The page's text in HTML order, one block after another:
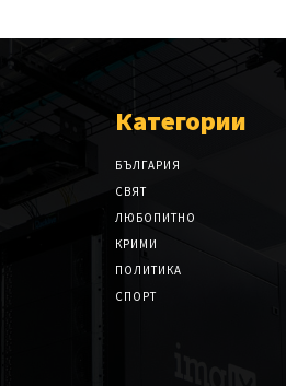
Категории
БЪЛГАРИЯ
СВЯТ
ЛЮБОПИТНО
КРИМИ
ПОЛИТИКА
СПОРТ